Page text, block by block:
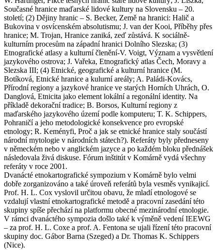
Současné hranice maďarské lidové kultury na Slovensku – 20.
století; (2) Dějiny hranic – S. Becker, Země na hranici: Halič a
Bukovina v osvícenském absolutismu; J. van der Kooi, Příběhy přes
hranice; M. Trojan, Hranice zaniká, zeď zůstává. K sociálně-
kulturním procesům na západní hranici Dolního Slezska; (3)
Etnografické atlasy a kulturní členění-V. Voigt, Význam a vysvětlení
jazykového ostrova; J. Vařeka, Etnografický atlas Čech, Moravy a
Slezska III; (4) Etnické, geografické a kulturní hranice (M.
Botíková, Etnické hranice a kulurní areály; A. Paládi-Kovács,
Přírodní regiony a jazykové hranice ve starých Horních Uhrách, O.
Danglová, Etnicita jako element lokální a regonální identity. Na
příkladě dekorační tradice; B. Borsos, Kulturní regiony z
maďarského jazykového území podle komputeru; T. K. Schippers,
Pohraničí a jeho metodologické konsekvence pro evropské
etnology; R. Keményfi, Proč a jak se etnické hranice staly součástí
národní mytologie v národních státech?). Referáty byly předneseny
v německém nebo v anglickém jazyce a po každém bloku přednášek
následovala živá diskuse. Fórum inštitút v Komárně vydá všechny
referáty v roce 2001.
Dvanácté etnokartografické sympozium v Komárně bylo velmi
dobře zorganizováno a také úroveň referátů byla vesměs vynikajicí.
Prof. H. L. Cox vyslovil určitou obavu, že mladí etnologové se
vzdalují vlastní etnokartografické metodě a pracovní zasedání této
skupiny spíše přechází na platformu obecné mezinárodní etnologie.
V rámci dvanáctého sympozia došlo také k výměně vedení IEEWG
– za prof. H. L. Coxe a prof. A. Fentona se ujali řízení této pracovní
skupiny doc. Gábor Barna (Szeged) a Dr. Thomas K. Schippers
(Nice).